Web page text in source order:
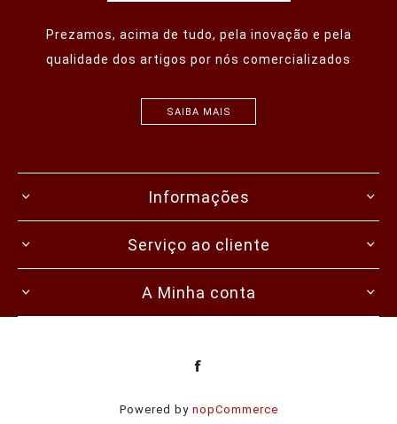
Prezamos, acima de tudo, pela inovação e pela
qualidade dos artigos por nós comercializados
SAIBA MAIS
Informações
Serviço ao cliente
A Minha conta
Powered by nopCommerce